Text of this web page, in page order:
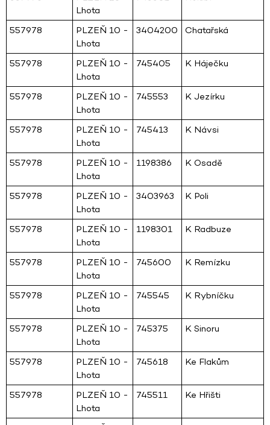
Lhota
557978
PLZEŇ 10 -
Lhota
3404200 Chatařská
557978
PLZEŇ 10 -
Lhota
745405 K Háječku
557978
PLZEŇ 10 -
Lhota
745553 K Jezírku
557978
PLZEŇ 10 -
Lhota
745413 K Návsi
557978
PLZEŇ 10 -
Lhota
1198386 K Osadě
557978
PLZEŇ 10 -
Lhota
3403963 K Poli
557978
PLZEŇ 10 -
Lhota
1198301 K Radbuze
557978
PLZEŇ 10 -
Lhota
745600 K Remízku
557978
PLZEŇ 10 -
Lhota
745545 K Rybníčku
557978
PLZEŇ 10 -
Lhota
745375 K Sinoru
557978
PLZEŇ 10 -
Lhota
745618 Ke Flakům
557978
PLZEŇ 10 -
Lhota
745511 Ke Hřišti